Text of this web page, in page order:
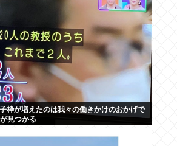
枠が増えたのは我々の働きかけのおかげで
見つかる